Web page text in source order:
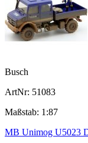
Busch
ArtNr: 51083
Maßstab: 1:87
MB Unimog U5023